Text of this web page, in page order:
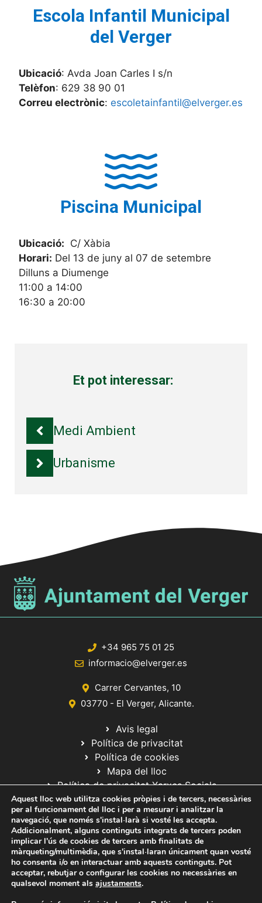
Escola Infantil Municipal
del Verger
Ubicació: Avda Joan Carles I s/n
Telèfon: 629 38 90 01
Correu electrònic: escoletainfantil@elverger.es
Piscina Municipal
Ubicació: C/ Xàbia
Horari: Del 13 de juny al 07 de setembre
Dilluns a Diumenge
11:00 a 14:00
16:30 a 20:00
Et pot interessar:
Medi Ambient
Urbanisme
+34 965 75 01 25
informacio@elverger.es
Carrer Cervantes, 10
03770 - El Verger, Alicante.
Avis legal
Política de privacitat
Política de cookies
Mapa del lloc
Política de privacitat Xarxes Socials
© 2020 Web desarrollada por el Servicio de Informática de Diputación
de Alicante
Aquest lloc web utilitza cookies pròpies i de tercers, necessàries
per al funcionament del lloc i per a mesurar i analitzar la
navegació, que només s'instal·larà si vosté les accepta.
Addicionalment, alguns continguts integrats de tercers poden
implicar l'ús de cookies de tercers amb finalitats de
màrqueting/multimèdia, que s'instal·laran únicament quan vosté
ho consenta i/o en interactuar amb aquests continguts. Pot
acceptar, rebutjar o configurar les cookies no necessàries en
qualsevol moment als ajustaments.